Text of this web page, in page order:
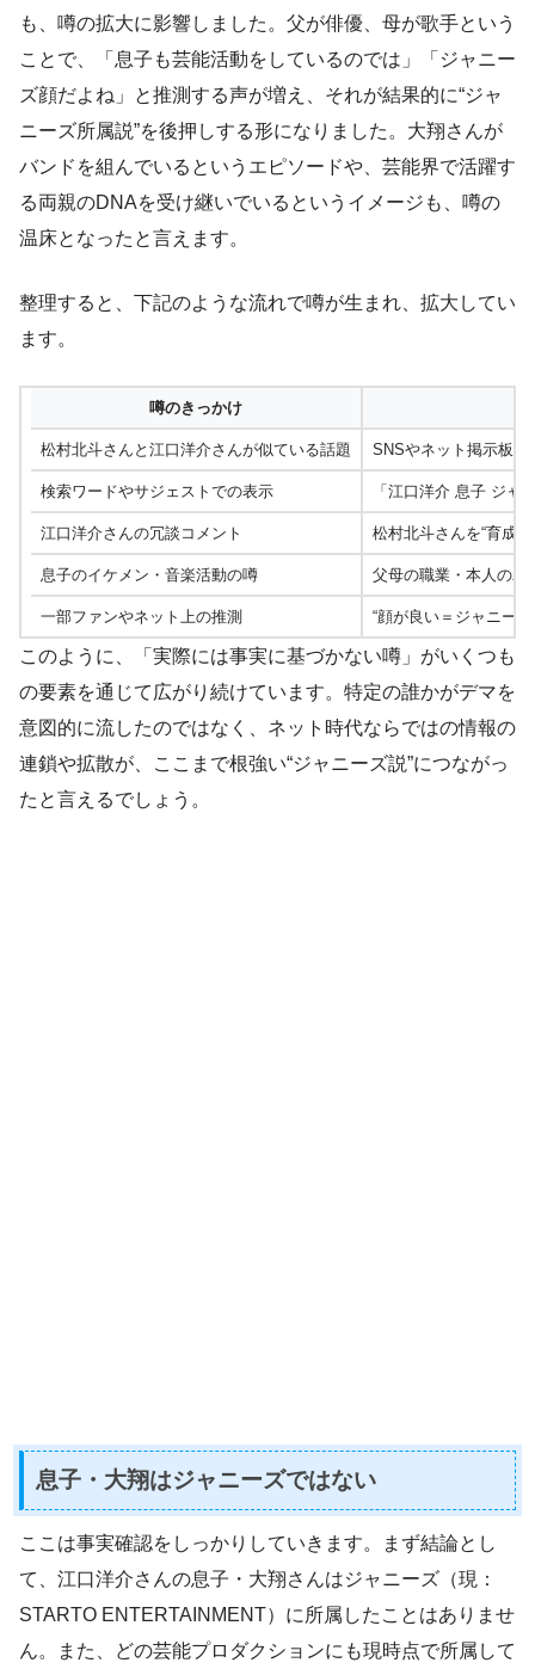
も、噂の拡大に影響しました。父が俳優、母が歌手という
ことで、「息子も芸能活動をしているのでは」「ジャニー
ズ顔だよね」と推測する声が増え、それが結果的に“ジャ
ニーズ所属説”を後押しする形になりました。大翔さんが
バンドを組んでいるというエピソードや、芸能界で活躍す
る両親のDNAを受け継いでいるというイメージも、噂の
温床となったと言えます。
整理すると、下記のような流れで噂が生まれ、拡大してい
ます。
噂のきっかけ
松村北斗さんと江口洋介さんが似ている話題 SNSやネット掲示板で
検索ワードやサジェストでの表示 「江口洋介 息子 ジャ
江口洋介さんの冗談コメント 松村北斗さんを“育成
息子のイケメン・音楽活動の噂 父母の職業・本人のバ
一部ファンやネット上の推測 “顔が良い＝ジャニー
このように、「実際には事実に基づかない噂」がいくつも
の要素を通じて広がり続けています。特定の誰かがデマを
意図的に流したのではなく、ネット時代ならではの情報の
連鎖や拡散が、ここまで根強い“ジャニーズ説”につながっ
たと言えるでしょう。
息子・大翔はジャニーズではない
ここは事実確認をしっかりしていきます。まず結論とし
て、江口洋介さんの息子・大翔さんはジャニーズ（現：
STARTO ENTERTAINMENT）に所属したことはありませ
ん。また、どの芸能プロダクションにも現時点で所属して